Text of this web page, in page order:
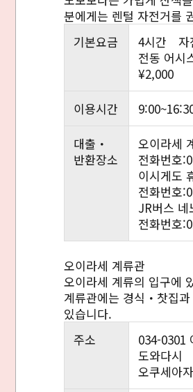
분에게는 렌털 자전거를
기본요금
4시간 자
전동 어시
¥2,000
이용시간
대출・
반환장소
오이라세
전화번호
이시게도
전화번호
JR버스 네
전화번호
오이라세 계류관
오이라세 계류의 입구에
계류관에는 경식・찻집
있습니다.
주소
034-0301
도와다시
오쿠세아
Facebook에
링크 복사